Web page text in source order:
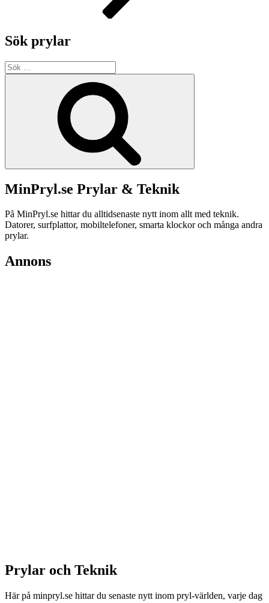
Sök prylar
Sök
efter:
MinPryl.se Prylar & Teknik
På MinPryl.se hittar du alltidsenaste nytt inom allt med teknik.
Datorer, surfplattor, mobiltelefoner, smarta klockor och många andra
prylar.
Annons
Prylar och Teknik
Här på minpryl.se hittar du senaste nytt inom pryl-världen, varje dag